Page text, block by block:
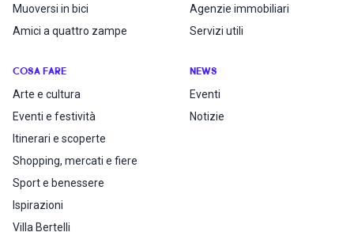
Muoversi in bici
Amici a quattro zampe
Agenzie immobiliari
Servizi utili
COSA FARE
Arte e cultura
Eventi e festività
Itinerari e scoperte
Shopping, mercati e fiere
Sport e benessere
Ispirazioni
Villa Bertelli
NEWS
Eventi
Notizie